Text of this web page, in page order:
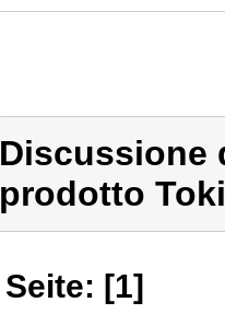
Discussione
prodotto
Seite: [1]